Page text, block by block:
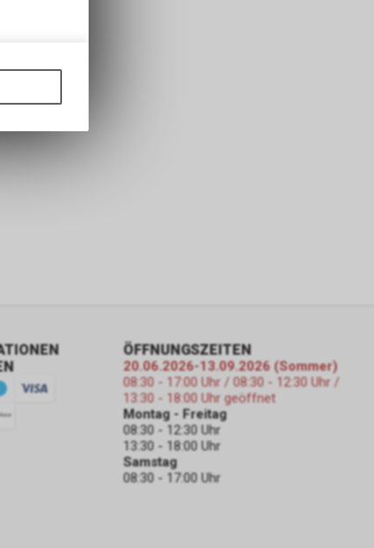
ÖFFNUNGSZEITEN
20.06.2026-13.09.2026 (Sommer)
08:30 - 17:00 Uhr / 08:30 - 12:30 Uhr /
13:30 - 18:00 Uhr geöffnet
Montag - Freitag
08:30 - 12:30 Uhr
13:30 - 18:00 Uhr
Samstag
08:30 - 17:00 Uhr
die